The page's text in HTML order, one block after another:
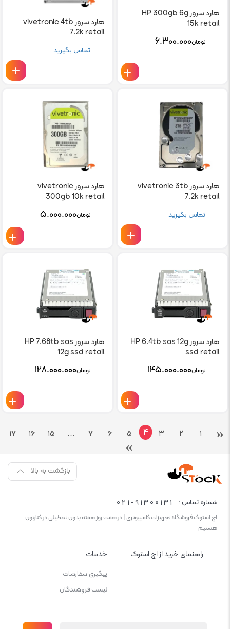
هارد سرور HP 300gb 6g
15k retail
تومان۶.۳۰۰.۰۰۰
هارد سرور vivetronic 4tb
7.2k retail
تماس بگیرید
هارد سرور vivetronic 3tb
7.2k retail
تماس بگیرید
هارد سرور vivetronic
300gb 10k retail
تومان۵.۰۰۰.۰۰۰
هارد سرور HP 6.4tb sas 12g
ssd retail
تومان۱۴۵.۰۰۰.۰۰۰
هارد سرور HP 7.68tb sas
12g ssd retail
تومان۱۲۸.۰۰۰.۰۰۰
۱ ۲ ۳ ۴ ۵ ۶ ۷ … ۱۵ ۱۶ ۱۷
بازگشت به بالا
شماره تماس : 021-91300131
اچ استوک فروشگاه تجهیزات کامپیوتری | در هفت روز هفته بدون تعطیلی در کنارتون
هستیم
راهنمای خرید از اچ استوک خدمات
پیگیری سفارشات
لیست فروشندگان